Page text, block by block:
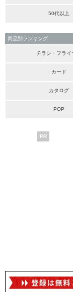
50代以上
商品別ランキング
チラシ・フライ
カード
カタログ
POP
PR